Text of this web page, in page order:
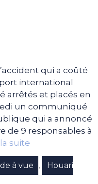
qui a coûté
international
arrêtés et placés en
un communiqué
qui a annoncé
de 9 responsables à
suite
à vue ,
Houari